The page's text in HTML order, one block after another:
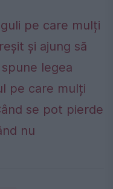
pe care mulți
și ajung să
legea
pe care mulți
se pot pierde
nu